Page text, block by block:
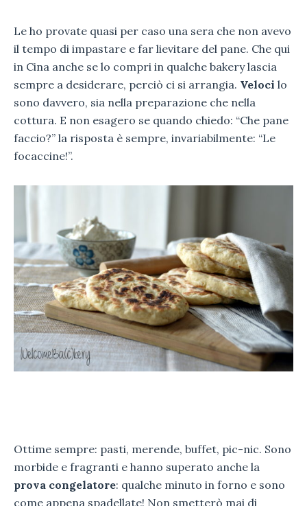
Le ho provate quasi per caso una sera che non avevo
il tempo di impastare e far lievitare del pane. Che qui
in Cina anche se lo compri in qualche bakery lascia
sempre a desiderare, perciò ci si arrangia. Veloci lo
sono davvero, sia nella preparazione che nella
cottura. E non esagero se quando chiedo: “Che pane
faccio?” la risposta è sempre, invariabilmente: “Le
focaccine!”.
Ottime sempre: pasti, merende, buffet, pic-nic. Sono
morbide e fragranti e hanno superato anche la
prova congelatore: qualche minuto in forno e sono
come appena spadellate! Non smetterò mai di